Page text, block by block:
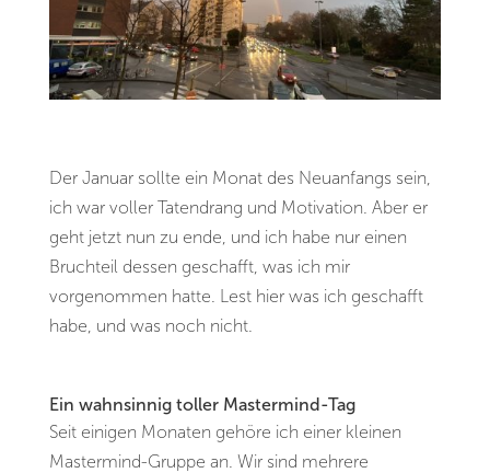
Der Januar sollte ein Monat des Neuanfangs sein,
ich war voller Tatendrang und Motivation. Aber er
geht jetzt nun zu ende, und ich habe nur einen
Bruchteil dessen geschafft, was ich mir
vorgenommen hatte. Lest hier was ich geschafft
habe, und was noch nicht.
Ein wahnsinnig toller Mastermind-Tag
Seit einigen Monaten gehöre ich einer kleinen
Mastermind-Gruppe an. Wir sind mehrere